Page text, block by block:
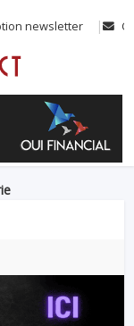
newsletter